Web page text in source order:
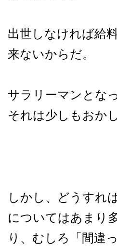
出世しなければ給
来ないからだ。
サラリーマンとな
それは少しもおか
しかし、どうすれ
についてはあまり
り、むしろ「間違